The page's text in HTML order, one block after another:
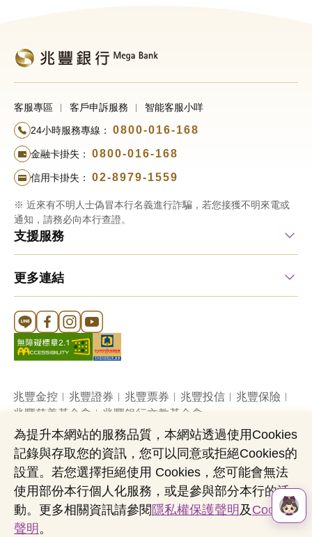
客服專區 客戶申訴服務 智能客服小咩
24小時服務專線： 0800-016-168
金融卡掛失： 0800-016-168
信用卡掛失： 02-8979-1559
※ 近來有不明人士偽冒本行名義進行詐騙，若您接獲不明來電或
通知，請務必向本行查證。
支援服務
更多連結
Line 官方帳號
FB 官方帳號
Instagram 官方帳號
YouTube 官方帳號
兆豐金控 兆豐證券 兆豐票券 兆豐投信
兆豐保險
兆豐慈善基金會
兆豐銀行文教基金會
網站導覽 法定公開揭露事項
機構投資人盡職治理
隱私權聲明
共同行銷專區 國內外幣清算
營業人：兆豐國際商業銀行股份有限公司
營利事業統一編號：03705903
為提升本網站的服務品質，本網站透過使用Cookies
記錄與存取您的資訊，您可以同意或拒絕Cookies的
設置。若您選擇拒絕使用 Cookies，您可能會無法
使用部份本行個人化服務，或是參與部分本行的活
動。更多相關資訊請參閱 隱私權保護聲明 及 Cookies
聲明 。